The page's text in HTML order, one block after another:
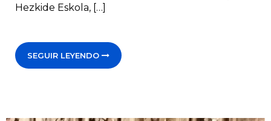
Hezkide Eskola, […]
SEGUIR LEYENDO